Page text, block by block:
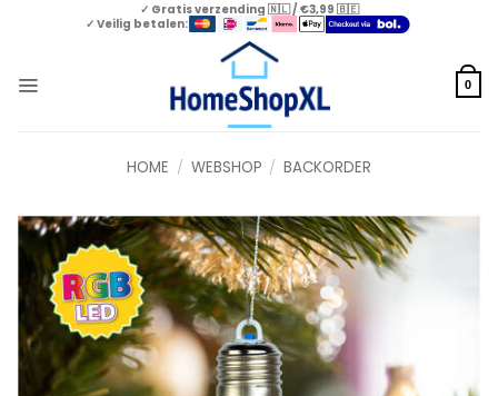
✓ Gratis verzending 🇳🇱 / €3,99 🇧🇪
✓ Veilig betalen:
0
HOME / WEBSHOP / BACKORDER